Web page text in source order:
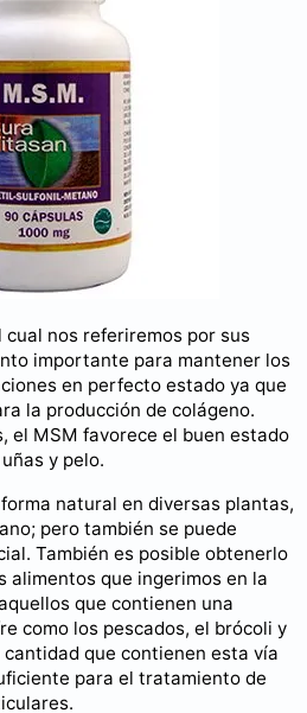
nos referiremos por sus
importante para mantener los
en perfecto estado ya que
la producción de colágeno.
el MSM favorece el buen estado
y pelo.
natural en diversas plantas,
pero también se puede
También es posible obtenerlo
alimentos que ingerimos en la
que contienen una
como los pescados, el brócoli y
que contienen esta vía
para el tratamiento de